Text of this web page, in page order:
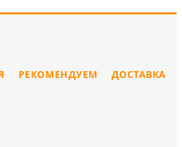
ДОСТАВКА
РЕКОМЕНДУЕМ